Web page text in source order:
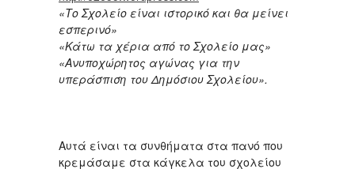
«Το Σχολείο είναι ιστορικό και θα μείνει
εσπερινό»
«Κάτω τα χέρια από το Σχολείο μας»
«Ανυποχώρητος αγώνας για την
υπεράσπιση του Δημόσιου Σχολείου».
Αυτά είναι τα συνθήματα στα πανό που
κρεμάσαμε στα κάγκελα του σχολείου